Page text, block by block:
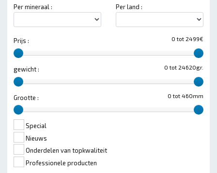
Per mineraal : Per land :
0 tot 2499€
Prijs :
0 tot 24620gr.
gewicht :
0 tot 460mm
Grootte :
Special
Nieuws
Onderdelen van topkwaliteit
Professionele producten